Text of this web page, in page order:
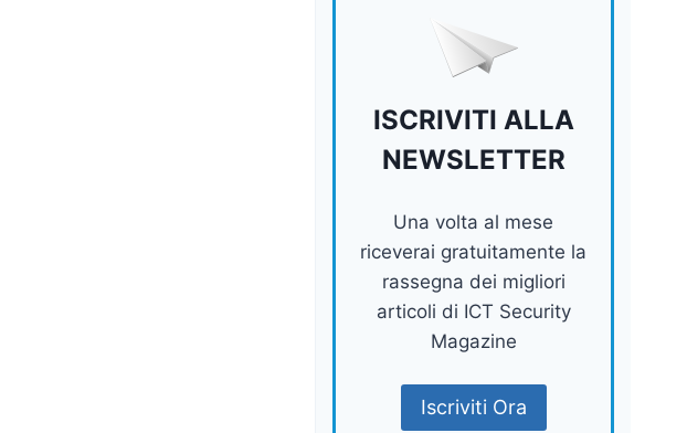
ISCRIVITI ALLA
NEWSLETTER
Una volta al mese
riceverai gratuitamente la
rassegna dei migliori
articoli di ICT Security
Magazine
Iscriviti Ora